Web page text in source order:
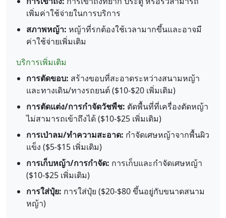
เพิ่มค่าใช้จ่ายในการบริการ
สภาพหญ้า: หญ้าที่รกต้องใช้เวลามากขึ้นและอาจมี
ค่าใช้จ่ายเพิ่มเติม
บริการเพิ่มเติม
การตัดขอบ: สร้างขอบที่สะอาดระหว่างสนามหญ้า
และทางเดิน/ทางรถยนต์ ($10-$20 เพิ่มเติม)
การตัดแต่ง/การกำจัดวัชพืช: ตัดพื้นที่ที่เครื่องตัดหญ้า
ไม่สามารถเข้าถึงได้ ($10-$25 เพิ่มเติม)
การเป่าลม/ทำความสะอาด: กำจัดเศษหญ้าจากพื้นผิว
แข็ง ($5-$15 เพิ่มเติม)
การเก็บหญ้า/การกำจัด: การเก็บและกำจัดเศษหญ้า
($10-$25 เพิ่มเติม)
การใส่ปุ๋ย: การใส่ปุ๋ย ($20-$80 ขึ้นอยู่กับขนาดสนาม
หญ้า)